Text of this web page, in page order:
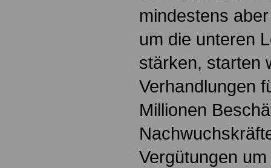
mindestens
um die unteren
stärken, starten
Verhandlungen
Millionen
Vergütungen